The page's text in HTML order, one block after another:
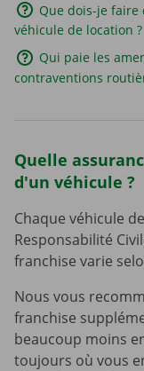
Que dois-je faire
véhicule de location ?
Qui paie les
contraventions
Quelle
d'un véhicule ?
Chaque véhicule
Responsabilité
franchise varie
Nous vous
franchise
beaucoup moins
toujours où vous